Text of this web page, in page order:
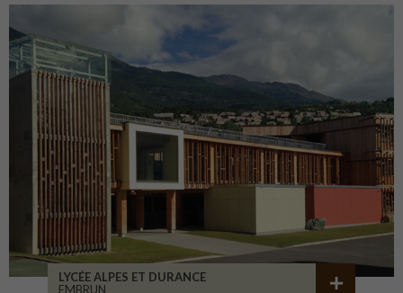
LYCÉE ALPES ET DURANCE
EMBRUN